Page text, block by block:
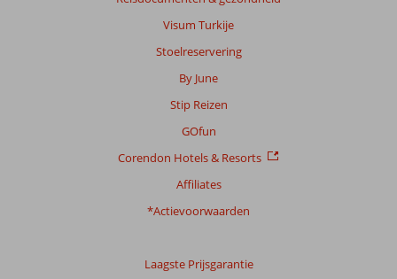
Visum Turkije
Stoelreservering
By June
Stip Reizen
GOfun
Corendon Hotels & Resorts
Affiliates
*Actievoorwaarden
Laagste Prijsgarantie